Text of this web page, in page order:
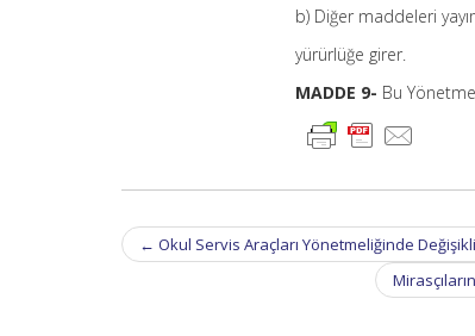
b) Diğer maddeleri
yürürlüğe girer.
MADDE 9- Bu
Post
navigation
← Okul Servis Araçları Yönetmeliğinde